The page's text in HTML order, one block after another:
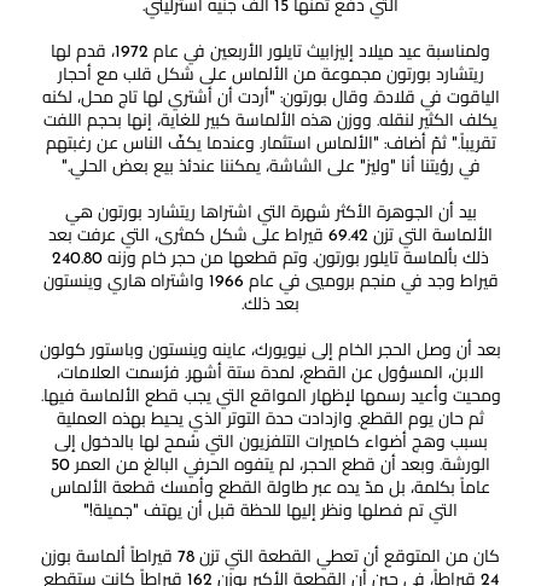
التي دفع ثمنها 15 ألف جنيه استرليني.
ولمناسبة عيد ميلاد إليزابيث تايلور الأربعين في عام 1972، قدم لها
ريتشارد بورتون مجموعة من الألماس على شكل قلب مع أحجار
الياقوت في قلادة. وقال بورتون: "أردت أن أشتري لها تاج محل، لكنه
يكلف الكثير لنقله. ووزن هذه الألماسة كبير للغاية، إنها بحجم اللفت
تقريباً." ثمّ أضاف: "الألماس استثمار. وعندما يكفّ الناس عن رغبتهم
في رؤيتنا أنا "وليز" على الشاشة، يمكننا عندئذ بيع بعض الحلي."
بيد أن الجوهرة الأكثر شهرة التي اشتراها ريتشارد بورتون هي
الألماسة التي تزن 69.42 قيراط على شكل كمثرى، التي عرفت بعد
ذلك بألماسة تايلور بورتون. وتم قطعها من حجر خام وزنه 240.80
قيراط وجد في منجم بروميي في عام 1966 واشتراه هاري وينستون
بعد ذلك.
بعد أن وصل الحجر الخام إلى نيويورك، عاينه وينستون وباستور كولون
الابن، المسؤول عن القطع، لمدة ستة أشهر. فرُسمت العلامات،
ومحيت وأعيد رسمها لإظهار المواقع التي يجب قطع الألماسة فيها.
ثم حان يوم القطع. وازدادت حدة التوتر الذي يحيط بهذه العملية
بسبب وهج أضواء كاميرات التلفزيون التي سُمح لها بالدخول إلى
الورشة. وبعد أن قطع الحجر، لم يتفوه الحرفي البالغ من العمر 50
عاماً بكلمة، بل مدّ يده عبر طاولة القطع وأمسك قطعة الألماس
التي تم فصلها ونظر إليها للحظة قبل أن يهتف "جميلة!"
كان من المتوقع أن تعطي القطعة التي تزن 78 قيراطاً ألماسة بوزن
24 قيراطاً، في حين أن القطعة الأكبر بوزن 162 قيراطاً كانت ستقطع